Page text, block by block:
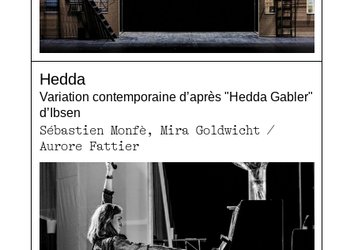
Hedda
Variation contemporaine d’après "Hedda Gabler"
d’Ibsen
Sébastien Monfè, Mira Goldwicht /
Aurore Fattier